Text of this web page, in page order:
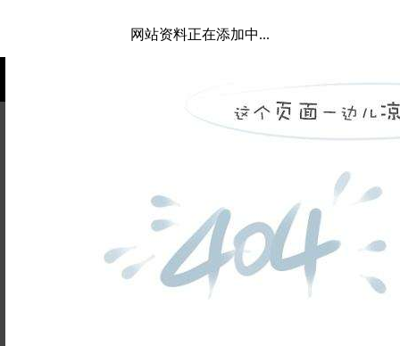
东方润园
都会森林
瑞城熙园
北辰国颂府
碧桂园珑悦
玉榕庄
旭辉时代
自建别墅
名门世家
绿野春天
网站资料正在添加中...
姓名不能
为空
电话不能